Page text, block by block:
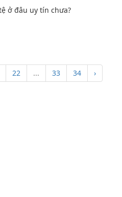
ở đâu uy tín chưa?
22 ... 33 34 ›